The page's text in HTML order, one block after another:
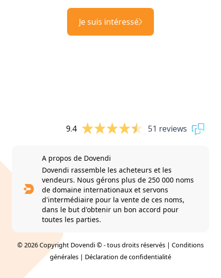
Je suis intéressé
9.4 51 reviews
A propos de Dovendi
Dovendi rassemble les acheteurs et les
vendeurs. Nous gérons plus de 250 000 noms
de domaine internationaux et servons
d'intermédiaire pour la vente de ces noms,
dans le but d'obtenir un bon accord pour
toutes les parties.
© 2026 Copyright Dovendi © - tous droits réservés | Conditions
générales | Déclaration de confidentialité